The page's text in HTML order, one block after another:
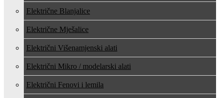
Električne Blanjalice
Električne Mješalice
Električni Višenamjenski alati
Električni Mikro / modelarski alati
Električni Fenovi i lemila